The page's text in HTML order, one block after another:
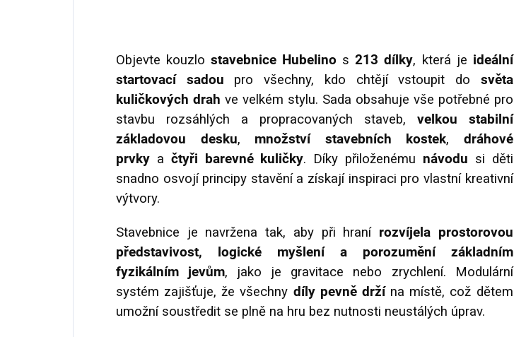
Objevte kouzlostavebnice Hubelino s213 dílky, která je ideální
startovací sadou pro všechny, kdo chtějí vstoupit do světa
kuličkových drah ve velkém stylu. Sada obsahuje vše potřebné pro
stavbu rozsáhlých a propracovaných staveb, velkou stabilní
základovou desku, množství stavebních kostek, dráhové
prvky a čtyři barevné kuličky. Díky přiloženému návodu si děti
snadno osvojí principy stavění a získají inspiraci pro vlastní kreativní
výtvory.
Stavebnice je navržena tak, aby při hraní rozvíjela prostorovou
představivost, logické myšlení a porozumění základním
fyzikálním jevům, jako je gravitace nebo zrychlení. Modulární
systém zajišťuje, že všechny díly pevně držína místě, což dětem
umožní soustředit se plně na hru bez nutnosti neustálých úprav.